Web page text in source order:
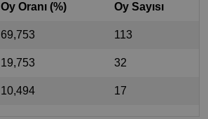
Oy Oranı (%) Oy Sayısı
69,753 113
19,753 32
10,494 17